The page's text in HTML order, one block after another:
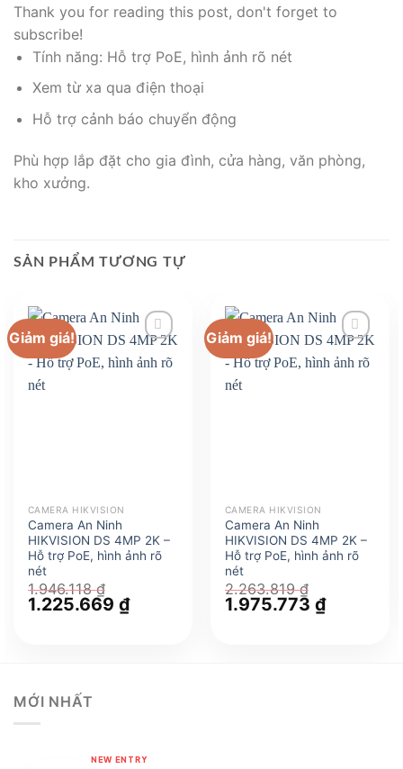
Thank you for reading this post, don't forget to
subscribe!
Tính năng: Hỗ trợ PoE, hình ảnh rõ nét
Xem từ xa qua điện thoại
Hỗ trợ cảnh báo chuyển động
Phù hợp lắp đặt cho gia đình, cửa hàng, văn phòng,
kho xưởng.
SẢN PHẨM TƯƠNG TỰ
Giảm giá!
CAMERA HIKVISION
Camera An Ninh
HIKVISION DS 4MP 2K –
Hỗ trợ PoE, hình ảnh rõ
nét
1.946.118₫
Giá
1.225.669 ₫Giá
hiện
Giảm giá!
CAMERA HIKVISION
Camera An Ninh
HIKVISION DS 4MP 2K –
Hỗ trợ PoE, hình ảnh rõ
nét
2.263.819₫
Giá
gốc
1.975.773 ₫Giá
hiện
MỚI NHẤT
NEW ENTRY